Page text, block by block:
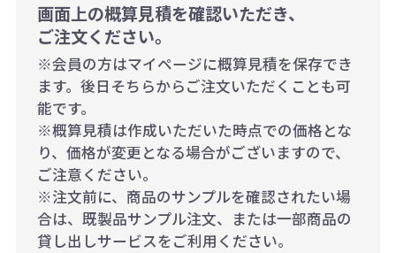
画面上の概算見積を確認いただき、
ご注文ください。
※会員の方はマイページに概算見積を保存でき
ます。後日そちらからご注文いただくことも可
能です。
※概算見積は作成いただいた時点での価格とな
り、価格が変更となる場合がございますので、
ご注意ください。
※注文前に、商品のサンプルを確認されたい場
合は、既製品サンプル注文、または一部商品の
貸し出しサービスをご利用ください。